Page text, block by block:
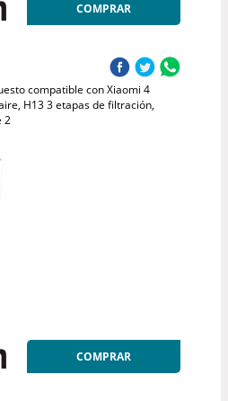
COMPRAR
compatible con Xiaomi 4
H13 3 etapas de filtración,
2
COMPRAR